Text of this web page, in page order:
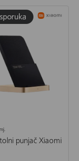
punjač Xiaomi